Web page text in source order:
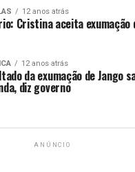
12 anos atrás
Cristina aceita exumação
12 anos atrás
da exumação de Jango
diz governo
ANÚNCIO